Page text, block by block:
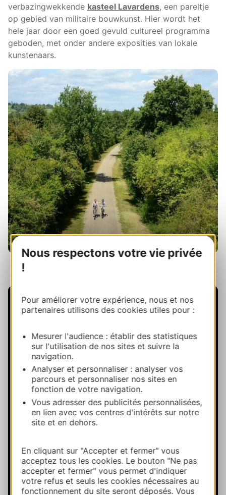
Nous respectons votre vie privée
!
Pour améliorer votre expérience, nous et nos
partenaires utilisons des cookies utiles pour :
Mesurer l'audience : établir des statistiques
sur l'utilisation de nos sites et suivre la
navigation.
Analyser et personnaliser : analyser vos
parcours et personnaliser nos sites en
fonction de votre navigation.
Vous adresser des publicités personnalisées,
en lien avec vos centres d'intérêts sur notre
site et en dehors.
En cliquant sur "Accepter et fermer" vous
acceptez tous les cookies. Le bouton "Ne pas
accepter et fermer" vous permet d'indiquer
votre refus et seuls les cookies nécessaires au
fonctionnement du site seront déposés. Vous
verbazingwekkende kasteel Lavardens, een pareltje
op gebied van militaire bouwkunst. Hier wordt het
hele jaar door een goed gevuld cultureel programma
geboden, met onder andere exposities van lokale
kunstenaars.